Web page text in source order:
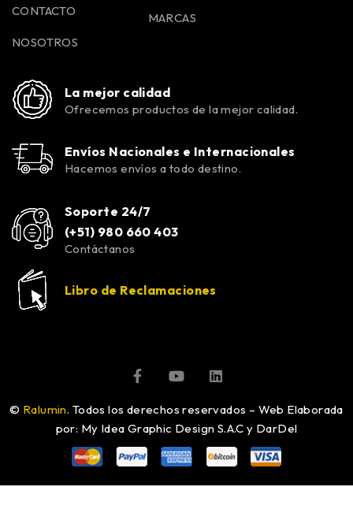
CONTACTO
NOSOTROS
MARCAS
La mejor calidad
Ofrecemos productos de la mejor calidad.
Envíos Nacionales e Internacionales
Hacemos envíos a todo destino.
Soporte 24/7
(+51) 980 660 403
Contáctanos
Libro de Reclamaciones
© Ralumin. Todos los derechos reservados – Web Elaborada
por: My Idea Graphic Design S.A.C y DarDel